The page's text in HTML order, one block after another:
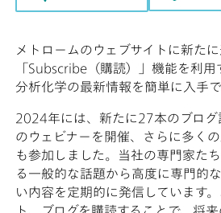
メトロームのウェブサイトに新た
「Subscribe（購読）」機能を利
分析化学の最新情報を簡単に入手で
2024年には、新たに27本のブロ
のウェビナーを開催、さらに多く
も参加しました。当社の専門家た
る一般的な話題から高度に専門的
い内容を定期的に発信しています
ト、ブログを購読することで、将